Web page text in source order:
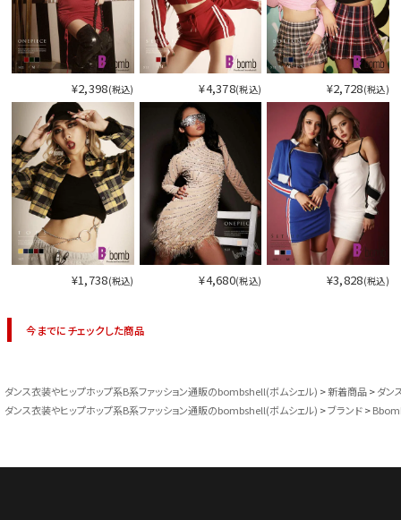
¥2,398(税込) ¥4,378(税込) ¥2,728(税込)
¥1,738(税込) ¥4,680(税込) ¥3,828(税込)
今までにチェックした商品
ダンス衣装やヒップホップ系B系ファッション通販のbombshell(ボムシェル) 新着商品
ダン
ダンス衣装やヒップホップ系B系ファッション通販のbombshell(ボムシェル)
ブランド